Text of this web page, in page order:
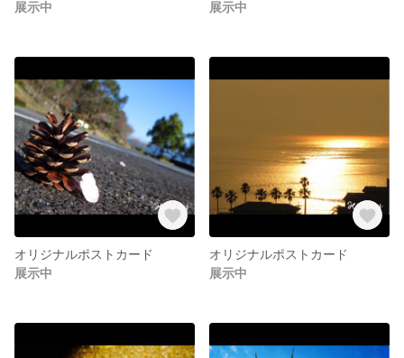
展示中 展示中
オリジナルポストカード
展示中
オリジナルポストカード
展示中